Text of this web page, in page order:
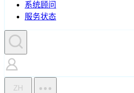
系统顾问
服务状态
ZH